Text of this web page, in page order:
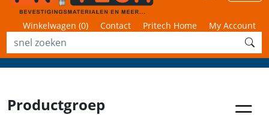
Winkelwagen (0) Contact Pritech Home My Account
Productgroep